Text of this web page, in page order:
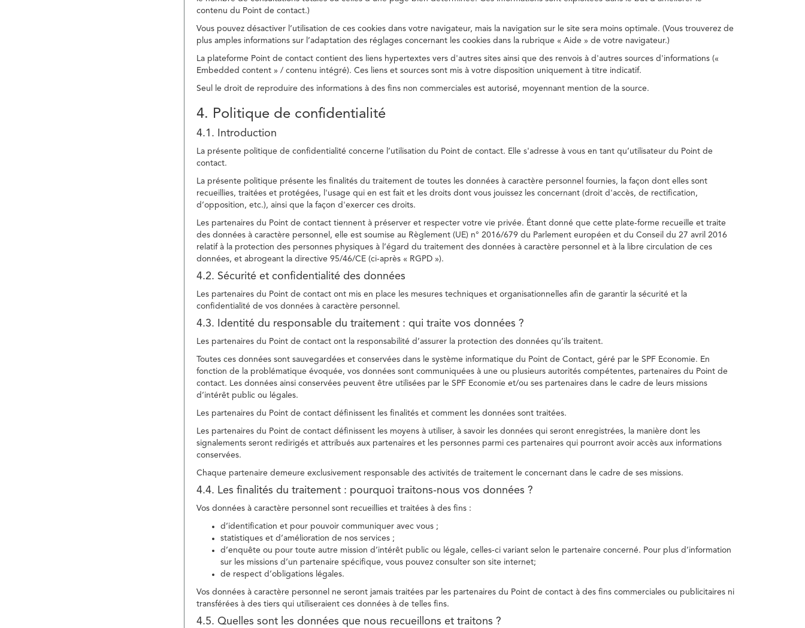
contenu du Point de contact.)
Vous pouvez désactiver l’utilisation de ces cookies dans votre navigateur, mais la navigation sur le site sera moins optimale. (Vous trouverez de
plus amples informations sur l’adaptation des réglages concernant les cookies dans la rubrique « Aide » de votre navigateur.)
La plateforme Point de contact contient des liens hypertextes vers d'autres sites ainsi que des renvois à d'autres sources d'informations («
Embedded content » / contenu intégré). Ces liens et sources sont mis à votre disposition uniquement à titre indicatif.
Seul le droit de reproduire des informations à des fins non commerciales est autorisé, moyennant mention de la source.
4. Politique de confidentialité
4.1. Introduction
La présente politique de confidentialité concerne l’utilisation du Point de contact. Elle s'adresse à vous en tant qu’utilisateur du Point de
contact.
La présente politique présente les finalités du traitement de toutes les données à caractère personnel fournies, la façon dont elles sont
recueillies, traitées et protégées, l'usage qui en est fait et les droits dont vous jouissez les concernant (droit d'accès, de rectification,
d’opposition, etc.), ainsi que la façon d'exercer ces droits.
Les partenaires du Point de contact tiennent à préserver et respecter votre vie privée. Étant donné que cette plate-forme recueille et traite
des données à caractère personnel, elle est soumise au Règlement (UE) n° 2016/679 du Parlement européen et du Conseil du 27 avril 2016
relatif à la protection des personnes physiques à l’égard du traitement des données à caractère personnel et à la libre circulation de ces
données, et abrogeant la directive 95/46/CE (ci-après « RGPD »).
4.2. Sécurité et confidentialité des données
Les partenaires du Point de contact ont mis en place les mesures techniques et organisationnelles afin de garantir la sécurité et la
confidentialité de vos données à caractère personnel.
4.3. Identité du responsable du traitement : qui traite vos données ?
Les partenaires du Point de contact ont la responsabilité d’assurer la protection des données qu’ils traitent.
Toutes ces données sont sauvegardées et conservées dans le système informatique du Point de Contact, géré par le SPF Economie. En
fonction de la problématique évoquée, vos données sont communiquées à une ou plusieurs autorités compétentes, partenaires du Point de
contact. Les données ainsi conservées peuvent être utilisées par le SPF Economie et/ou ses partenaires dans le cadre de leurs missions
d’intérêt public ou légales.
Les partenaires du Point de contact définissent les finalités et comment les données sont traitées.
Les partenaires du Point de contact définissent les moyens à utiliser, à savoir les données qui seront enregistrées, la manière dont les
signalements seront redirigés et attribués aux partenaires et les personnes parmi ces partenaires qui pourront avoir accès aux informations
conservées.
Chaque partenaire demeure exclusivement responsable des activités de traitement le concernant dans le cadre de ses missions.
4.4. Les finalités du traitement : pourquoi traitons-nous vos données ?
Vos données à caractère personnel sont recueillies et traitées à des fins :
d’identification et pour pouvoir communiquer avec vous ;
statistiques et d’amélioration de nos services ;
d’enquête ou pour toute autre mission d’intérêt public ou légale, celles-ci variant selon le partenaire concerné. Pour plus d’information
sur les missions d’un partenaire spécifique, vous pouvez consulter son site internet;
de respect d’obligations légales.
Vos données à caractère personnel ne seront jamais traitées par les partenaires du Point de contact à des fins commerciales ou publicitaires ni
transférées à des tiers qui utiliseraient ces données à de telles fins.
4.5. Quelles sont les données que nous recueillons et traitons ?